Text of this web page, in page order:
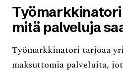
mitä palveluja
Työmarkkinatori tarjoaa
maksuttomia palveluita,